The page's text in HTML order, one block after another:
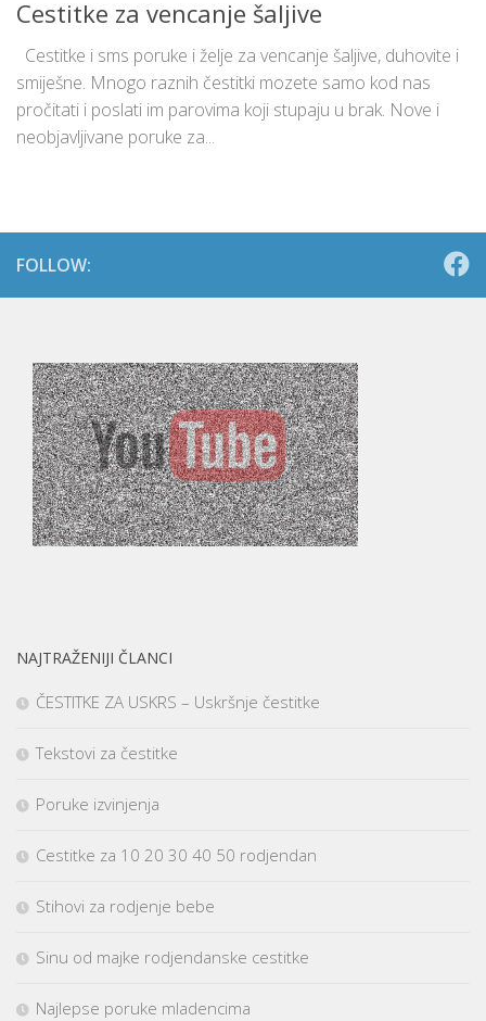
Cestitke za vencanje šaljive
Cestitke i sms poruke i želje za vencanje šaljive, duhovite i
smiješne. Mnogo raznih čestitki mozete samo kod nas
pročitati i poslati im parovima koji stupaju u brak. Nove i
neobjavljivane poruke za...
FOLLOW:
NAJTRAŽENIJI ČLANCI
ČESTITKE ZA USKRS – Uskršnje čestitke
Tekstovi za čestitke
Poruke izvinjenja
Cestitke za 10 20 30 40 50 rodjendan
Stihovi za rodjenje bebe
Sinu od majke rodjendanske cestitke
Najlepse poruke mladencima